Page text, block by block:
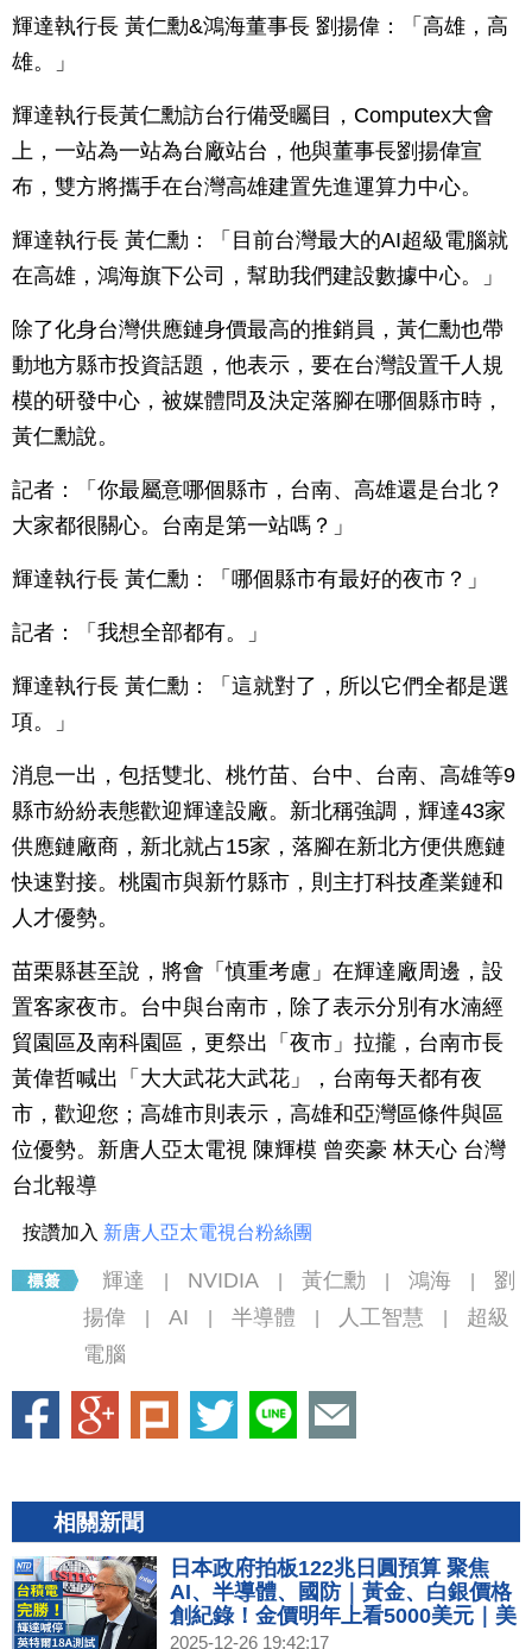
輝達執行長 黃仁勳&鴻海董事長 劉揚偉：「高雄，高
雄。」
輝達執行長黃仁勳訪台行備受矚目，Computex大會
上，一站為一站為台廠站台，他與董事長劉揚偉宣
布，雙方將攜手在台灣高雄建置先進運算力中心。
輝達執行長 黃仁勳：「目前台灣最大的AI超級電腦就
在高雄，鴻海旗下公司，幫助我們建設數據中心。」
除了化身台灣供應鏈身價最高的推銷員，黃仁勳也帶
動地方縣市投資話題，他表示，要在台灣設置千人規
模的研發中心，被媒體問及決定落腳在哪個縣市時，
黃仁勳說。
記者：「你最屬意哪個縣市，台南、高雄還是台北？
大家都很關心。台南是第一站嗎？」
輝達執行長 黃仁勳：「哪個縣市有最好的夜市？」
記者：「我想全部都有。」
輝達執行長 黃仁勳：「這就對了，所以它們全都是選
項。」
消息一出，包括雙北、桃竹苗、台中、台南、高雄等9
縣市紛紛表態歡迎輝達設廠。新北稱強調，輝達43家
供應鏈廠商，新北就占15家，落腳在新北方便供應鏈
快速對接。桃園市與新竹縣市，則主打科技產業鏈和
人才優勢。
苗栗縣甚至說，將會「慎重考慮」在輝達廠周邊，設
置客家夜市。台中與台南市，除了表示分別有水湳經
貿園區及南科園區，更祭出「夜市」拉攏，台南市長
黃偉哲喊出「大大武花大武花」，台南每天都有夜
市，歡迎您；高雄市則表示，高雄和亞灣區條件與區
位優勢。新唐人亞太電視 陳輝模 曾奕豪 林天心 台灣
台北報導
按讚加入 新唐人亞太電視台粉絲團
輝達 NVIDIA 黃仁勳 鴻海
劉
揚偉
AI 半導體 人工智慧
超級
電腦
相關新聞
日本政府拍板122兆日圓預算 聚焦
AI、半導體、國防｜黃金、白銀價格
創紀錄！金價明年上看5000美元｜美
台關稅談判進度 經貿辦：安排總結會
2025-12-26 19:42:17